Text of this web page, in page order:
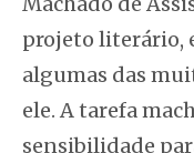
projeto literário,
algumas das
ele. A tarefa
sensibilidade